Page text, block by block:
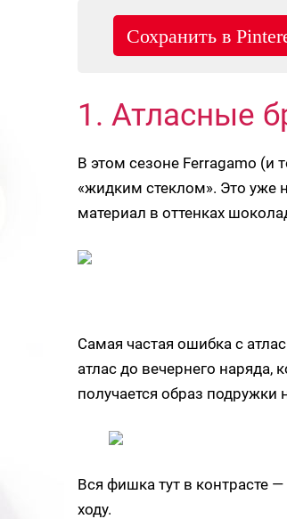
1. Атласные
В этом сезоне Ferragamo (и
«жидким стеклом». Это уже
материал в оттенках
Самая частая ошибка с
атлас до вечернего наряда,
получается образ подружки
Вся фишка тут в контрасте
ходу.